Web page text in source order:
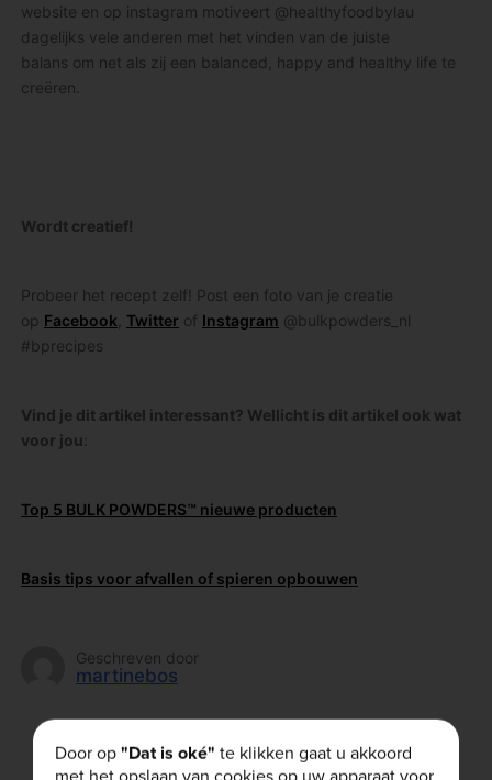
website en op instagram motiveert @healthyfoodbylau
dagelijks vele anderen met het vinden van de juiste
balans om net als zij een balanced, happy and healthy life te
creëren.
Wordt creatief!
Probeer het recept zelf! Post een foto van je creatie
op Facebook Twitter of Instagram @bulkpowders_nl
#bprecipes
Vind je dit artikel interessant? Wellicht is dit artikel ook wat
voor jou:
Top 5 BULK POWDERS™ nieuwe producten
Basis tips voor afvallen of spieren opbouwen
Geschreven door
martinebos
Vond je dit artikel leuk?
Door op"Dat is oké" te klikken gaat u akkoord
met het opslaan van cookies op uw apparaat voor